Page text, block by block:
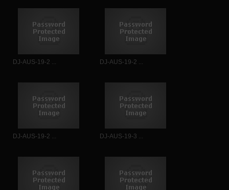
DJ-AUS-19-2 ... DJ-AUS-19-2 ...
DJ-AUS-19-2 ... DJ-AUS-19-3 ...